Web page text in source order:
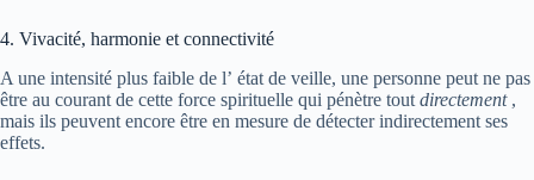
4. Vivacité, harmonie et connectivité
A une intensité plus faible de l’ état de veille, une personne peut ne pas
être au courant de cette force spirituelle qui pénètre tout directement,
mais ils peuvent encore être en mesure de détecter indirectement ses
effets.